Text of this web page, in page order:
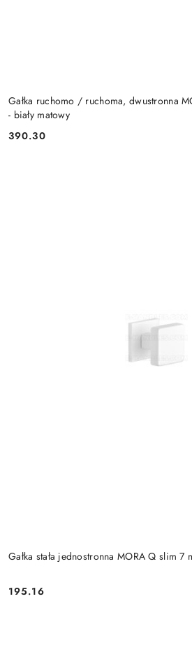
Gałka ruchomo / ruchoma, dwustronna
- biały matowy
Cena:
390.30
Gałka stała jednostronna MORA Q slim 7
Cena:
195.16